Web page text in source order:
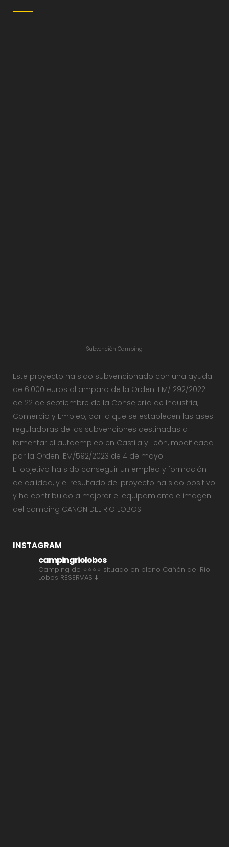
Subvención Camping
Este proyecto ha sido subvencionado con una ayuda
de 6.000 euros al amparo de la Orden IEM/1292/2022
de 22 de septiembre de la Consejería de Industria,
Comercio y Empleo, por la que se establecen las ases
reguladoras de las subvenciones destinadas a
fomentar el autoempleo en Castila y León, modificada
por la Orden IEM/592/2023 de 4 de mayo.
El objetivo ha sido conseguir un empleo y formación
de calidad, y el resultado del proyecto ha sido positivo
y ha contribuido a mejorar el equipamiento e imagen
del camping CAÑON DEL RIO LOBOS.
INSTAGRAM
campingriolobos
Camping de ⭐⭐⭐⭐ situado en pleno Cañón del Río
Lobos RESERVAS ⬇️